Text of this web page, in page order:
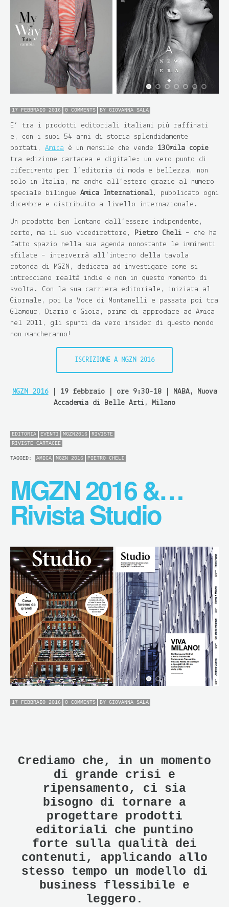
17 FEBBRAIO 2016 0 COMMENTS BY GIOVANNA SALA
E’ tra i prodotti editoriali italiani più raffinati
e, con i suoi 54 anni di storia splendidamente
portati, Amica è un mensile che vende 130mila copie
tra edizione cartacea e digitale: un vero punto di
riferimento per l’editoria di moda e bellezza, non
solo in Italia, ma anche all’estero grazie al numero
speciale bilingue Amica International , pubblicato ogni
dicembre e distribuito a livello internazionale.
Un prodotto ben lontano dall’essere indipendente,
certo, ma il suo vicedirettore, Pietro Cheli – che ha
fatto spazio nella sua agenda nonostante le imminenti
sfilate – interverrà all’interno della tavola
rotonda di MGZN, dedicata ad investigare come si
intrecciano realtà indie e non in questo momento di
svolta. Con la sua carriera editoriale, iniziata al
Giornale, poi La Voce di Montanelli e passata poi tra
Glamour, Diario e Gioia, prima di approdare ad Amica
nel 2011, gli spunti da vero insider di questo mondo
non mancheranno!
ISCRIZIONE A MGZN 2016
MGZN 2016| 19 febbraio | ore 9:30-18 | NABA, Nuova
Accademia di Belle Arti, Milano
EDITORIA EVENTI MGZN2016
RIVISTE
RIVISTE CARTACEE
TAGGED: AMICA MGZN 2016 PIETRO CHELI
MGZN 2016 &…
Rivista Studio
17 FEBBRAIO 2016 0 COMMENTS BY GIOVANNA SALA
Crediamo che, in un momento
di grande crisi e
ripensamento, ci sia
bisogno di tornare a
progettare prodotti
editoriali che puntino
forte sulla qualità dei
contenuti, applicando allo
stesso tempo un modello di
business flessibile e
leggero.